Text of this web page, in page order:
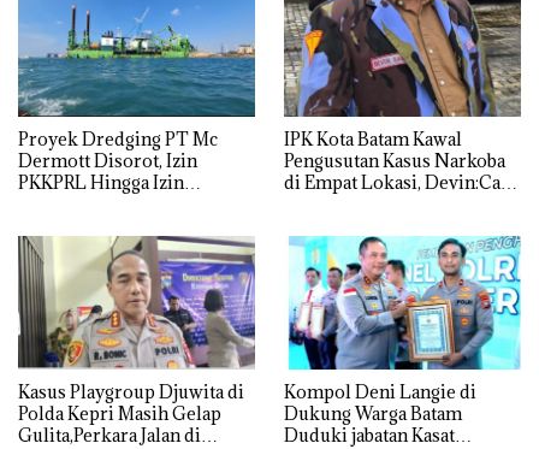
Proyek Dredging PT Mc
Dermott Disorot, Izin
PKKPRL Hingga Izin
IPK Kota Batam Kawal
Pengusutan Kasus Narkoba
di Empat Lokasi, Devin:Cari
Kasus Playgroup Djuwita di
Polda Kepri Masih Gelap
Gulita,Perkara Jalan di
Kompol Deni Langie di
Dukung Warga Batam
Duduki jabatan Kasat